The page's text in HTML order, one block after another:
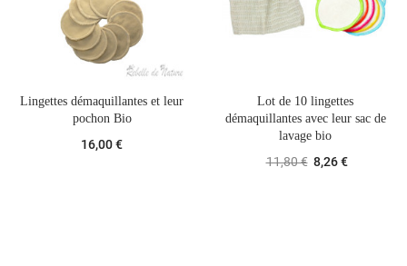
Lingettes démaquillantes et leur
pochon Bio
16,00 €
Lot de 10 lingettes
démaquillantes avec leur sac de
lavage bio
11,80 € 8,26 €